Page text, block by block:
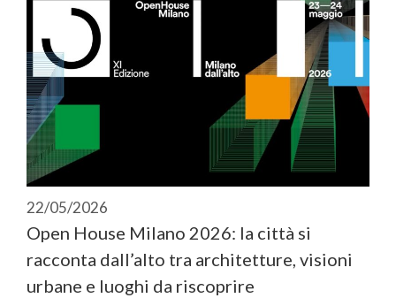
22/05/2026
Open House Milano 2026: la città si
racconta dall’alto tra architetture, visioni
urbane e luoghi da riscoprire